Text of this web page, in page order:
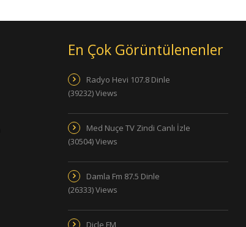
En Çok Görüntülenenler
Radyo Hevi 107.8 Dinle
(39232) Views
Med Nuçe TV Zindi Canlı İzle
(30504) Views
Damla Fm 87.5 Dinle
(26333) Views